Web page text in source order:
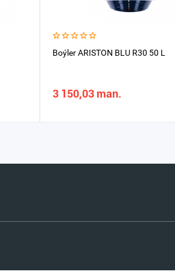
Boýler ARISTON BLU R30 50 L
3 150,03 man.